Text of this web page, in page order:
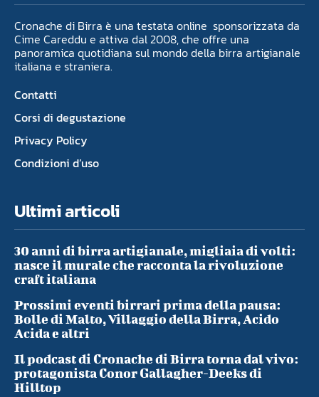
Cronache di Birra è una testata online sponsorizzata da
Cime Careddu e attiva dal 2008, che offre una
panoramica quotidiana sul mondo della birra artigianale
italiana e straniera.
Contatti
Corsi di degustazione
Privacy Policy
Condizioni d’uso
Ultimi articoli
30 anni di birra artigianale, migliaia di volti:
nasce il murale che racconta la rivoluzione
craft italiana
Prossimi eventi birrari prima della pausa:
Bolle di Malto, Villaggio della Birra, Acido
Acida e altri
Il podcast di Cronache di Birra torna dal vivo:
protagonista Conor Gallagher-Deeks di
Hilltop